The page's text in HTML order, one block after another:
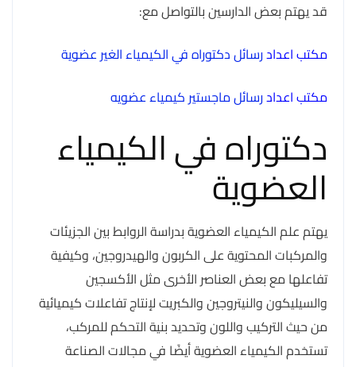
قد يهتم بعض الدارسين بالتواصل مع:
مكتب اعدادرسائل دكتوراه في الكيمياء الغير عضوية
مكتب اعدادرسائل ماجستير كيمياء عضويه
دكتوراه في الكيمياء
العضوية
يهتم علم الكيمياء العضوية بدراسة الروابط بين الجزيئات
والمركبات المحتوية على الكربون والهيدروجين، وكيفية
تفاعلها مع بعض العناصر الأخرى مثل الأكسجين
والسيليكون والنيتروجين والكبريت لإنتاج تفاعلات كيميائية
من حيث التركيب واللون وتحديد بنية التحكم للمركب،
تستخدم الكيمياء العضوية أيضًا في مجالات الصناعة